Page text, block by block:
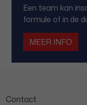
Een team kan
formule of in de
MEER INFO
Contact